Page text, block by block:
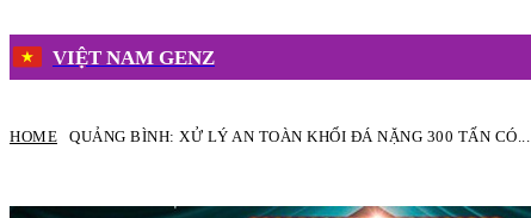
VIỆT NAM GENZ
HOME QUẢNG BÌNH: XỬ LÝ AN TOÀN KHỐI ĐÁ NẶNG 300 TẤN CÓ...